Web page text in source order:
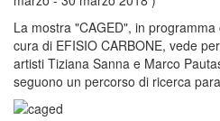
La mostra "CAGED", in programma
cura di EFISIO CARBONE, vede
artisti Tiziana Sanna e Marco
seguono un percorso di ricerca